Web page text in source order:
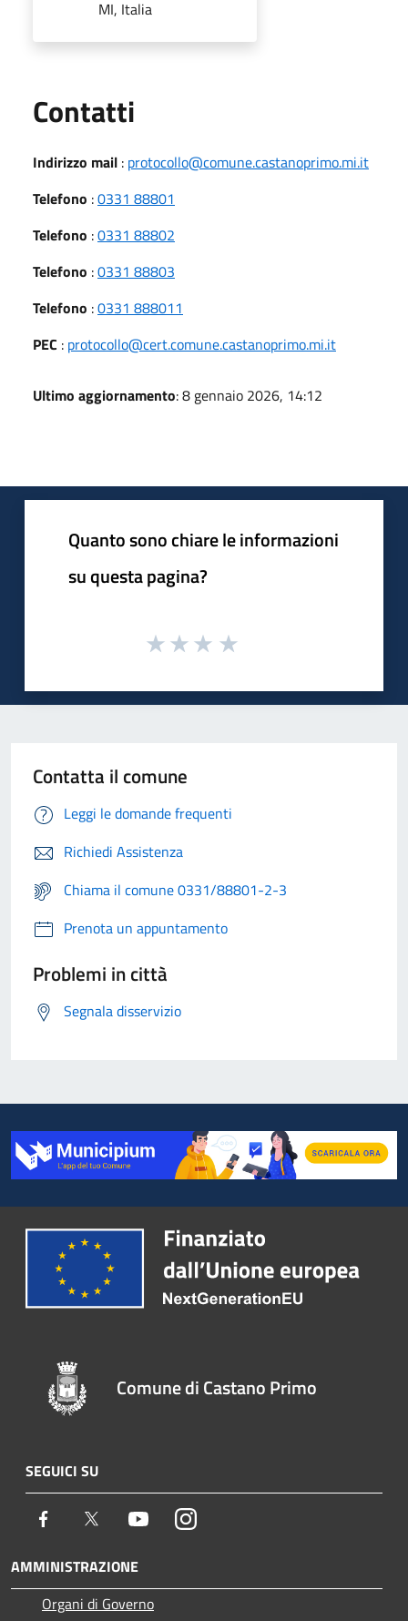
MI, Italia
Contatti
Indirizzo mail : protocollo@comune.castanoprimo.mi.it
Telefono :0331 88801
Telefono :0331 88802
Telefono :0331 88803
Telefono :0331 888011
PEC : protocollo@cert.comune.castanoprimo.mi.it
Ultimo aggiornamento: 8 gennaio 2026, 14:12
Quanto sono chiare le informazioni
su questa pagina?
Contatta il comune
Leggi le domande frequenti
Richiedi Assistenza
Chiama il comune 0331/88801-2-3
Prenota un appuntamento
Problemi in città
Segnala disservizio
Comune di Castano Primo
SEGUICI SU
Facebook Twitter YoutubeInstagram
AMMINISTRAZIONE
Organi di Governo